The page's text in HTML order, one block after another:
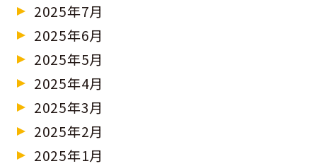
2025年7月
2025年6月
2025年5月
2025年4月
2025年3月
2025年2月
2025年1月